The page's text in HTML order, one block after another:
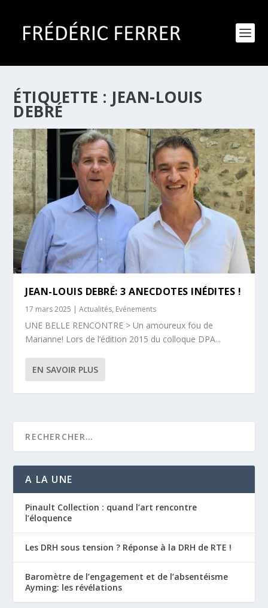
ÉTIQUETTE : JEAN-LOUIS
DEBRÉ
JEAN-LOUIS DEBRÉ: 3 ANECDOTES INÉDITES !
17 mars 2025 |Actualités, Evénements
UNE BELLE RENCONTRE > Un amoureux fou de
Marianne! Lors de l’édition 2015 du colloque DPA...
EN SAVOIR PLUS
A LA UNE
Pinault Collection : quand l’art rencontre
l’éloquence
Les DRH sous tension ? Réponse à la DRH de RTE !
Baromètre de l’engagement et de l’absentéisme
Ayming: les révélations